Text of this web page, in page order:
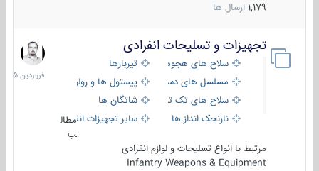
1,179 ارسال ها
تجهیزات و تسلیحات انفرادی
سلاح های هجومی
تیربارها
مسلسل های دستی
پیستول ها و رولورها
سلاح های تک تیر اندازیشاتگان ها
نارنجک انداز ها
سایر تجهیزات انفرادی
مطال
ب
مرتبط با انواع تسلیحات و لوازم انفرادی
Infantry Weapons & Equipment
17
فروردین
1405